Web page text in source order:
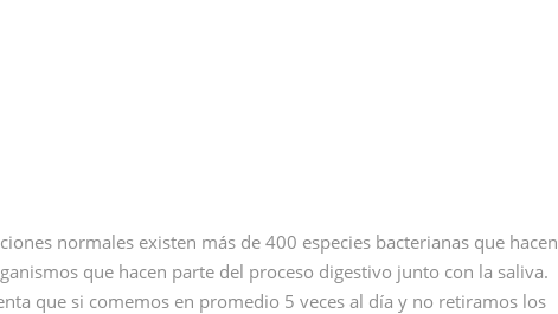
normales existen más de 400 especies bacterianas que hacen
que hacen parte del proceso digestivo junto con la saliva.
que si comemos en promedio 5 veces al día y no retiramos los